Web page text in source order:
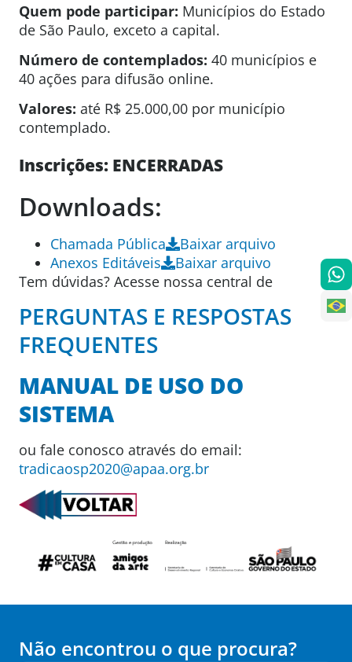
Quem pode participar: Municípios do Estado
de São Paulo, exceto a capital.
Número de contemplados: 40 municípios e
40 ações para difusão online.
Valores: até R$ 25.000,00 por município
contemplado.
Inscrições: ENCERRADAS
Downloads:
Chamada Pública
Baixar arquivo
Anexos Editáveis
Baixar arquivo
Tem dúvidas? Acesse nossa central de
PERGUNTAS E RESPOSTAS
FREQUENTES
MANUAL DE USO DO
SISTEMA
ou fale conosco através do email:
tradicaosp2020@apaa.org.br
Não encontrou o que procura?